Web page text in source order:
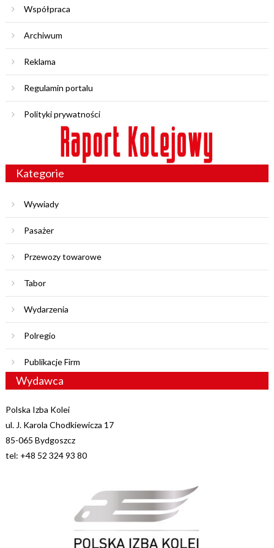
Współpraca
Archiwum
Reklama
Regulamin portalu
Polityki prywatności
Kategorie
Wywiady
Pasażer
Przewozy towarowe
Tabor
Wydarzenia
Polregio
Publikacje Firm
Wydawca
Polska Izba Kolei
ul. J. Karola Chodkiewicza 17
85-065 Bydgoszcz
tel: +48 52 324 93 80